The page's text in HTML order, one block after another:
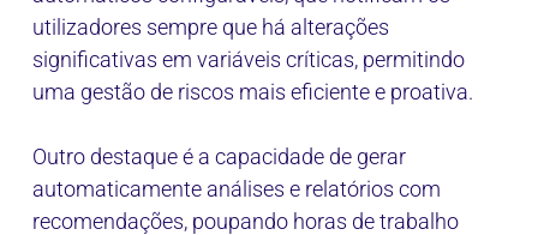
utilizadores sempre que há alterações
significativas em variáveis críticas, permitindo
uma gestão de riscos mais eficiente e proativa.
Outro destaque é a capacidade de gerar
automaticamente análises e relatórios com
recomendações, poupando horas de trabalho